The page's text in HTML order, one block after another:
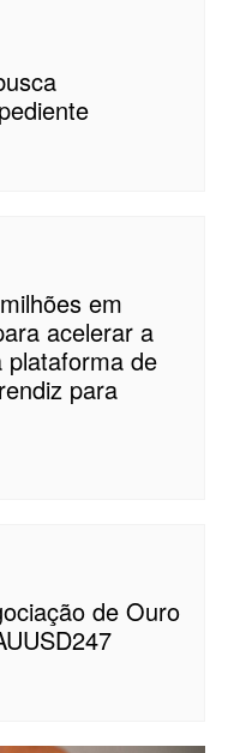
em
acelerar a
plataforma de
para
de Ouro